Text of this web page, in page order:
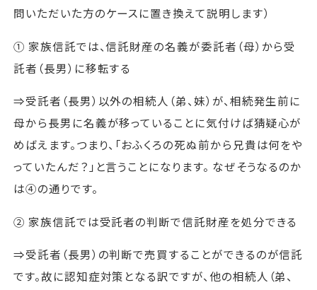
問いただいた方のケースに置き換えて説明します）
① 家族信託では、信託財産の名義が委託者（母）から受
託者（長男）に移転する
⇒受託者（長男）以外の相続人（弟、妹）が、相続発生前に
母から長男に名義が移っていることに気付けば猜疑心が
めばえます。つまり、「おふくろの死ぬ前から兄貴は何をや
っていたんだ？」と言うことになります。 なぜそうなるのか
は④の通りです。
② 家族信託では受託者の判断で信託財産を処分できる
⇒受託者（長男）の判断で売買することができるのが信託
です。故に認知症対策となる訳ですが、他の相続人（弟、